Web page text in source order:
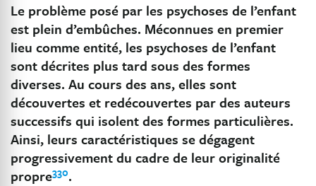
Le problème posé par les psychoses de l’enfant
est plein d’embûches. Méconnues en premier
lieu comme entité, les psychoses de l’enfant
sont décrites plus tard sous des formes
diverses. Au cours des ans, elles sont
découvertes et redécouvertes par des auteurs
successifs qui isolent des formes particulières.
Ainsi, leurs caractéristiques se dégagent
progressivement du cadre de leur originalité
propre330.